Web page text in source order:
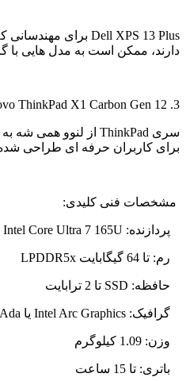
Dell XPS 13 Plus برای مهندسانی
دارند، ممکن است به مدل‌ هایی با
3.
ThinkPad X1 Carbon Gen 12
سری ThinkPad از لنوو همی شه
برای کاربران حرفه ای طراحی
مشخصات فنی کلیدی:
پردازنده: Intel Core Ultra 7 165U
رم: تا 64 گیگابایت LPDDR5x
حافظه: SSD تا 2 ترابایت
گرافیک: Intel Arc Graphics یا
وزن: 1.09 کیلوگرم
باتری: تا 15 ساعت